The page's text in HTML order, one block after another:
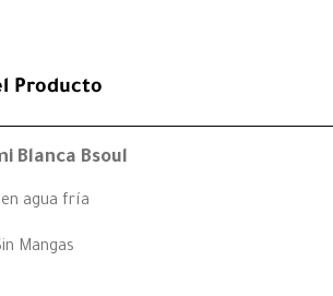
Producto
Blanca Bsoul
agua fría
Mangas